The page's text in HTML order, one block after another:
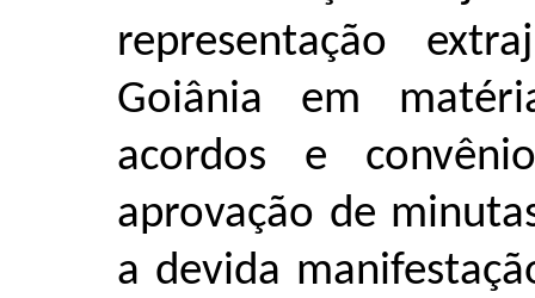
representação
Goiânia em
acordos e
aprovação de
a devida